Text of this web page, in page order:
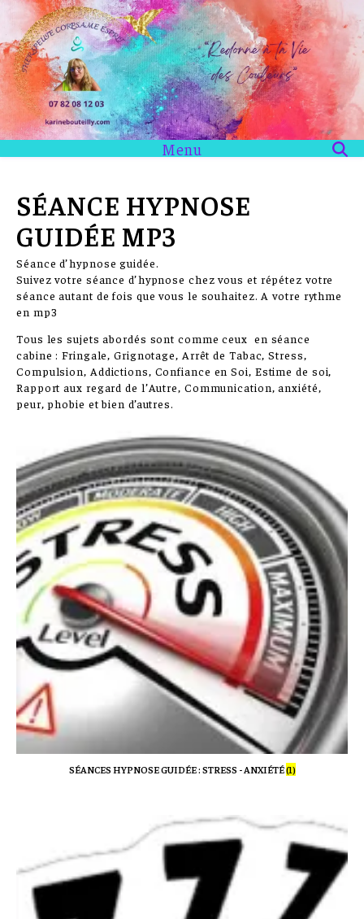
Menu
SÉANCE HYPNOSE
GUIDÉE MP3
Séance d’hypnose guidée.
Suivez votre séance d’hypnose chez vous et répétez votre
séance autant de fois que vous le souhaitez. A votre rythme
en mp3
Tous les sujets abordés sont comme ceux en séance
cabine : Fringale, Grignotage, Arrêt de Tabac, Stress,
Compulsion, Addictions, Confiance en Soi, Estime de soi,
Rapport aux regard de l’Autre, Communication, anxiété,
peur, phobie et bien d’autres.
SÉANCES HYPNOSE GUIDÉE : STRESS - ANXIÉTÉ(1)